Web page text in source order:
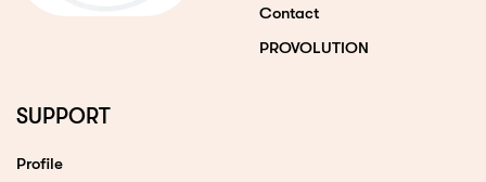
Contact
PROVOLUTION
SUPPORT
Profile